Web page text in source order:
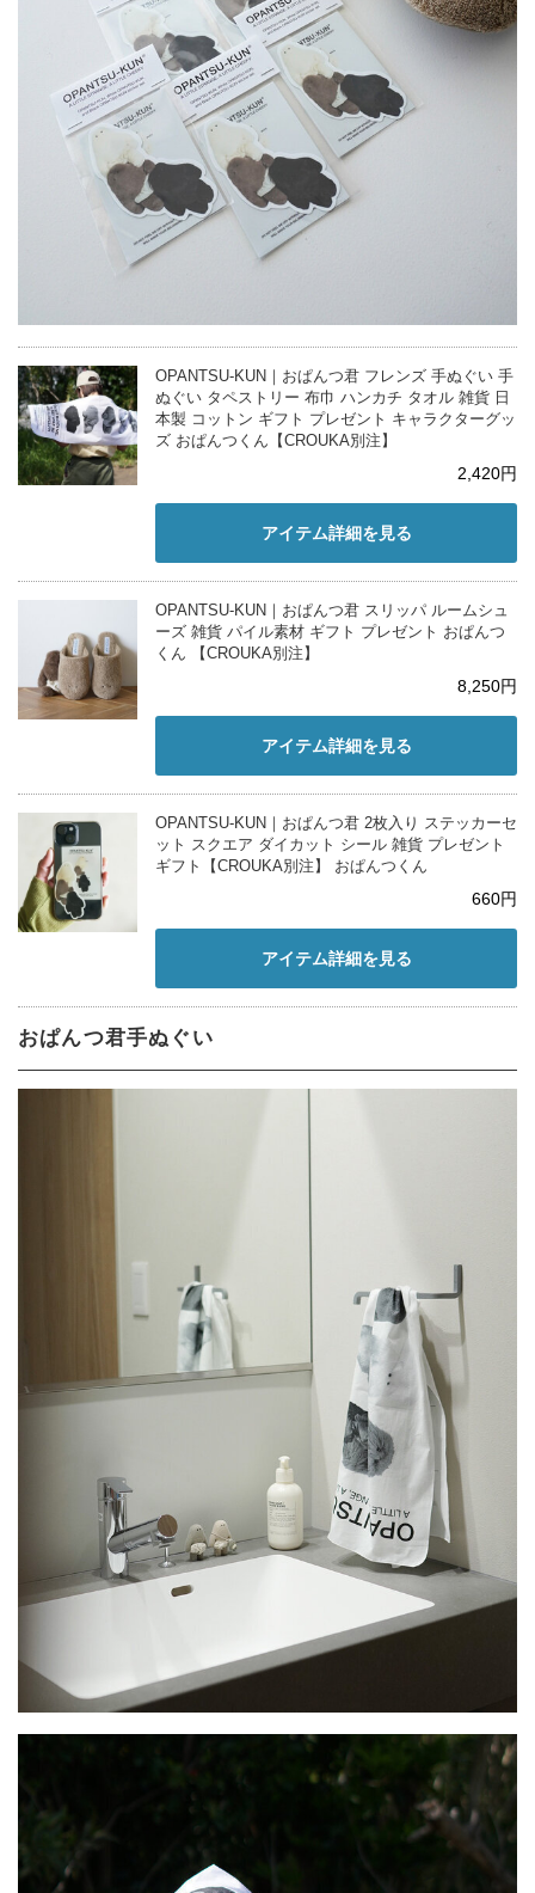
OPANTSU-KUN｜おぱんつ君 フレンズ 手ぬぐい 手
ぬぐい タペストリー 布巾 ハンカチ タオル 雑貨 日
本製 コットン ギフト プレゼント キャラクターグッ
ズ おぱんつくん【CROUKA別注】
2,420円
アイテム詳細を見る
OPANTSU-KUN｜おぱんつ君 スリッパ ルームシュ
ーズ 雑貨 パイル素材 ギフト プレゼント おぱんつ
くん 【CROUKA別注】
8,250円
アイテム詳細を見る
OPANTSU-KUN｜おぱんつ君 2枚入り ステッカーセ
ット スクエア ダイカット シール 雑貨 プレゼント
ギフト【CROUKA別注】 おぱんつくん
660円
アイテム詳細を見る
おぱんつ君手ぬぐい